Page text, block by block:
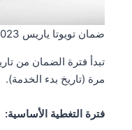
ضمان تويوتا ياريس 2023
تبدأ فترة الضمان من
مرة (تاريخ بدء الخدمة).
فترة التغطية الأساسية: